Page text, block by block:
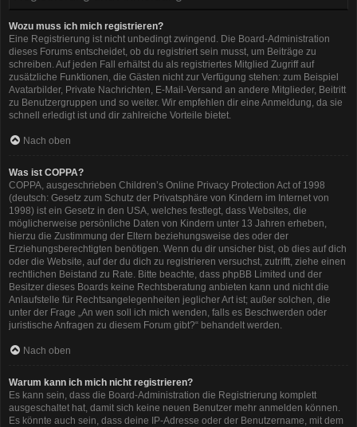
Wozu muss ich mich registrieren?
Eine Registrierung ist nicht unbedingt zwingend. Die Board-Administration
dieses Forums entscheidet, ob du registriert sein musst, um Beiträge zu
schreiben. Auf jeden Fall erhältst du als registriertes Mitglied Zugriff auf
zusätzliche Funktionen, die Gästen nicht zur Verfügung stehen: zum Beispiel
Avatarbilder, Private Nachrichten, E-Mail-Versand an andere Mitglieder, Beitritt
zu Benutzergruppen und so weiter. Wir empfehlen dir eine Anmeldung, da sie
schnell erledigt ist und dir zahlreiche Vorteile bietet.
Nach oben
Was ist COPPA?
COPPA, ausgeschrieben Children’s Online Privacy Protection Act of 1998
(deutsch: Gesetz zum Schutz der Privatsphäre von Kindern im Internet von
1998) ist ein Gesetz in den USA, welches festlegt, dass Websites, die
möglicherweise persönliche Daten von Kindern unter 13 Jahren erheben,
hierzu die Zustimmung der Eltern beziehungsweise des oder der
Erziehungsberechtigten benötigen. Wenn du dir unsicher bist, ob dies auf dich
oder die Website, auf der du dich zu registrieren versuchst, zutrifft, ziehe einen
rechtlichen Beistand zu Rate. Bitte beachte, dass phpBB Limited und der
Besitzer dieses Boards keine Rechtsberatung anbieten kann und nicht die
Anlaufstelle für Rechtsangelegenheiten jeglicher Art ist; außer solchen, die
unter der Frage „An wen soll ich mich wenden, falls es Beschwerden oder
juristische Anfragen zu diesem Forum gibt?“ behandelt werden.
Nach oben
Warum kann ich mich nicht registrieren?
Es kann sein, dass die Board-Administration die Registrierung komplett
ausgeschaltet hat, damit sich keine neuen Benutzer mehr anmelden können.
Es könnte auch sein, dass deine IP-Adresse oder der Benutzername, mit dem